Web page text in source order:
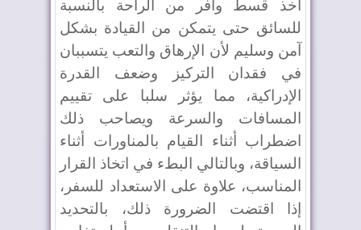
أخذ قسط وافر من الراحة بالنسبة
للسائق حتى يتمكن من القيادة بشكل
آمن وسليم لأن الإرهاق والتعب يتسببان
في فقدان التركيز وضعف القدرة
الإدراكية، مما يؤثر سلبا على تقييم
المسافات والسرعة ويصاحب ذلك
اضطراب أثناء القيام بالمناورات أثناء
السياقة، وبالتالي البطء في اتخاذ القرار
المناسب، علاوة على الاستعداد للسفر،
إذا اقتضت الضرورة ذلك، بالتحديد